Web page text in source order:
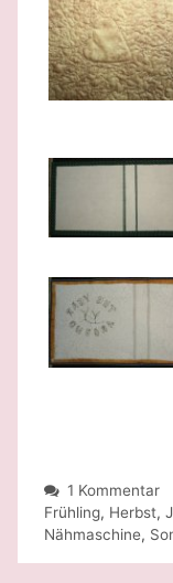
1 Kommentarzu
Frühling, Herbst,
Nähmaschine,